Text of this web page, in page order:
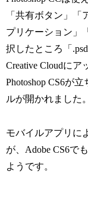
「共有ボタン」「
プリケーション」
択したところ「
Creative Cloudに
Photoshop CS6が
ルが開かれました。
モバイルアプリに
が、Adobe CS6で
ようです。